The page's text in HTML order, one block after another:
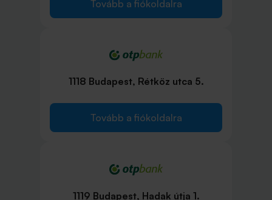
Tovább a fiókoldalra
1118 Budapest, Rétköz utca 5.
Tovább a fiókoldalra
1119 Budapest, Hadak útja 1.